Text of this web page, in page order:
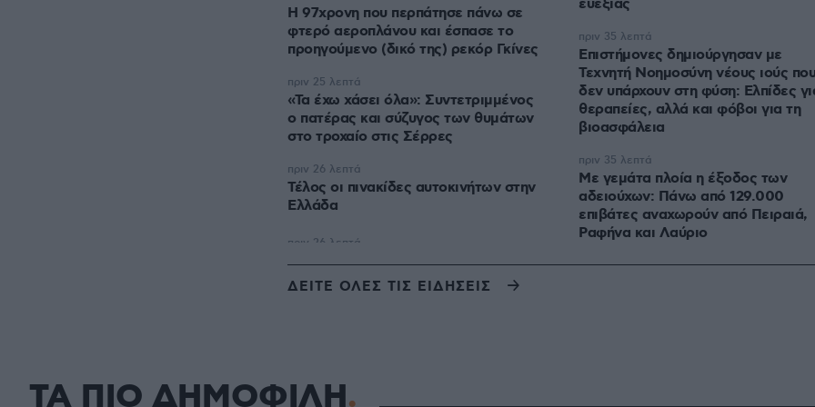
Η 97χρονη που περπάτησε πάνω σε
φτερό αεροπλάνου και έσπασε το
προηγούμενο (δικό της) ρεκόρ Γκίνες
«Τα έχω χάσει όλα»: Συντετριμμένος
ο πατέρας και σύζυγος των θυμάτων
στο τροχαίο στις Σέρρες
πριν 25 λεπτά
Τέλος οι πινακίδες αυτοκινήτων στην
Ελλάδα
πριν 26 λεπτά
ευεξίας
Επιστήμονες δημιούργησαν με
Τεχνητή Νοημοσύνη νέους ιούς που
δεν υπάρχουν στη φύση: Ελπίδες
θεραπείες, αλλά και φόβοι για τη
βιοασφάλεια
πριν 35 λεπτά
Με γεμάτα πλοία η έξοδος των
αδειούχων: Πάνω από 129.000
επιβάτες αναχωρούν από Πειραιά,
Ραφήνα και Λαύριο
πριν 35 λεπτά
ΔΕΙΤΕ ΟΛΕΣ ΤΙΣ ΕΙΔΗΣΕΙΣ
ΤΑ ΠΙΟ ΔΗΜΟΦΙΛΗ